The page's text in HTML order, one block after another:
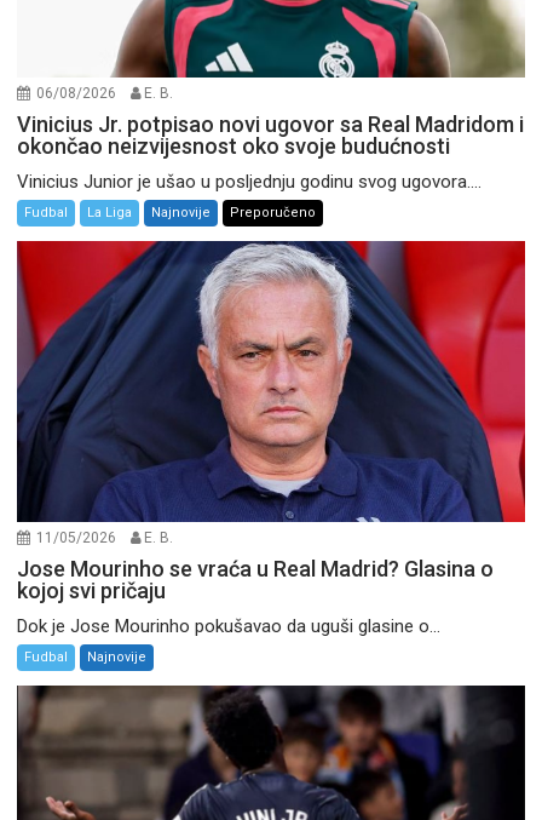
06/08/2026 E. B.
Vinicius Jr. potpisao novi ugovor sa Real Madridom i
okončao neizvijesnost oko svoje budućnosti
Vinicius Junior je ušao u posljednju godinu svog ugovora....
Fudbal La Liga Najnovije Preporučeno
11/05/2026 E. B.
Jose Mourinho se vraća u Real Madrid? Glasina o
kojoj svi pričaju
Dok je Jose Mourinho pokušavao da uguši glasine o...
Fudbal Najnovije